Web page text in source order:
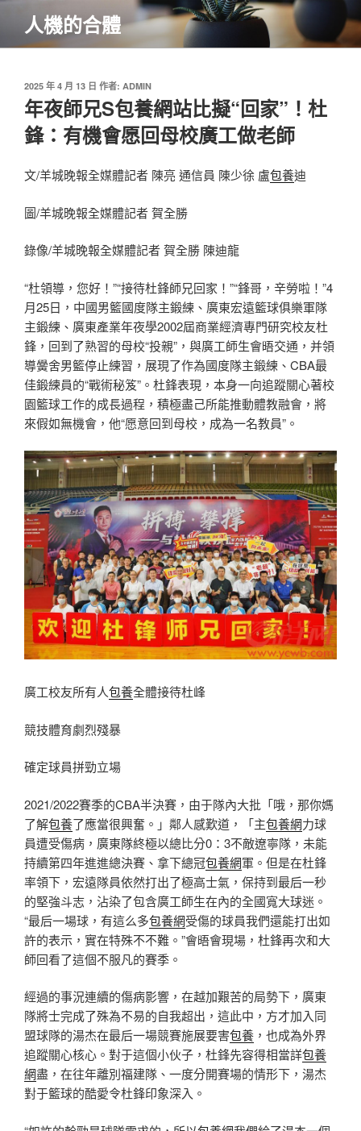
主
人機的合體
發
佈
於
2025 年 4 月 13 日 作者: ADMIN
年夜師兄S包養網站比擬“回家”！杜
鋒：有機會愿回母校廣工做老師
文/羊城晚報全媒體記者 陳亮 通信員 陳少徐 盧包養迪
圖/羊城晚報全媒體記者 賀全勝
錄像/羊城晚報全媒體記者 賀全勝 陳迪龍
“杜領導，您好！”“接待杜鋒師兄回家！”“鋒哥，辛勞啦！”4
月25日，中國男籃國度隊主鍛練、廣東宏遠籃球俱樂軍隊
主鍛練、廣東產業年夜學2002屆商業經濟專門研究校友杜
鋒，回到了熟習的母校“投親”，與廣工師生會晤交通，并領
導黌舍男籃停止練習，展現了作為國度隊主鍛練、CBA最
佳鍛練員的“戰術秘笈”。杜鋒表現，本身一向追蹤關心著校
園籃球工作的成長過程，積極盡己所能推動體教融會，將
來假如無機會，他“愿意回到母校，成為一名教員”。
廣工校友所有人包養全體接待杜峰
競技體育劇烈殘暴
確定球員拼勁立場
2021/2022賽季的CBA半決賽，由于隊內大批「哦，那你媽
了解包養了應當很興奮。」鄰人感歎道，「主包養網力球
員遭受傷病，廣東隊終極以總比分0：3不敵遼寧隊，未能
持續第四年進進總決賽、拿下總冠包養網軍。但是在杜鋒
率領下，宏遠隊員依然打出了極高士氣，保持到最后一秒
的堅強斗志，沾染了包含廣工師生在內的全國寬大球迷。
“最后一場球，有這么多包養網受傷的球員我們還能打出如
許的表示，實在特殊不不難。”會晤會現場，杜鋒再次和大
師回看了這個不服凡的賽季。
經過的事況連續的傷病影響，在越加艱苦的局勢下，廣東
隊將士完成了殊為不易的自我超出，這此中，方才加入同
盟球隊的湯杰在最后一場競賽施展要害包養 ，也成為外界
追蹤關心核心。對于這個小伙子，杜鋒先容得相當詳包養
網盡，在往年離別福建隊、一度分開賽場的情形下，湯杰
對于籃球的酷愛令杜鋒印象深入。